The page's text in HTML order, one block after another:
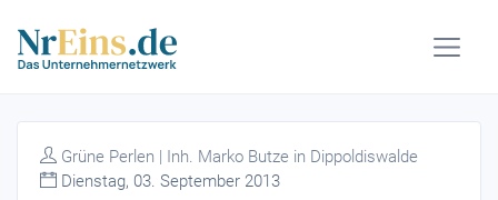
Grüne Perlen | Inh. Marko Butze in Dippoldiswalde
Dienstag, 03. September 2013